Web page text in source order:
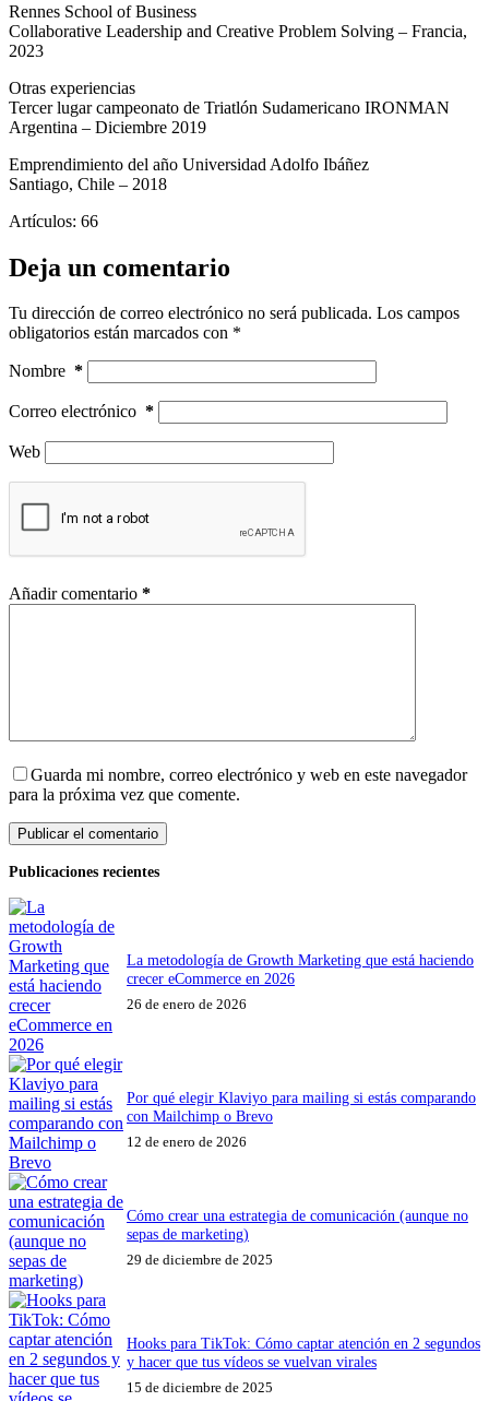
Rennes School of Business
Collaborative Leadership and Creative Problem Solving – Francia,
2023
Otras experiencias
Tercer lugar campeonato de Triatlón Sudamericano IRONMAN
Argentina – Diciembre 2019
Emprendimiento del año Universidad Adolfo Ibáñez
Santiago, Chile – 2018
Artículos: 66
Deja un comentario
Tu dirección de correo electrónico no será publicada. Los campos
obligatorios están marcados con *
Nombre *
Correo electrónico *
Web
Añadir comentario *
Guarda mi nombre, correo electrónico y web en este navegador
para la próxima vez que comente.
Publicar el comentario
Publicaciones recientes
La metodología de Growth Marketing que está haciendo
crecer eCommerce en 2026
26 de enero de 2026
Por qué elegir Klaviyo para mailing si estás comparando
con Mailchimp o Brevo
12 de enero de 2026
Cómo crear una estrategia de comunicación (aunque no
sepas de marketing)
29 de diciembre de 2025
Hooks para TikTok: Cómo captar atención en 2 segundos
y hacer que tus vídeos se vuelvan virales
15 de diciembre de 2025